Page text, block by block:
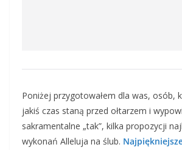
Poniżej przygotowałem dla was, osób,
jakiś czas staną przed ołtarzem i
sakramentalne „tak”, kilka propozycji
wykonań Alleluja na ślub.